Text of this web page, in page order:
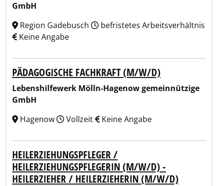
GmbH
Region Gadebusch
befristetes Arbeitsverhältnis
Keine Angabe
PÄDAGOGISCHE FACHKRAFT (M/W/D)
Lebenshilfewerk Mölln-Hagenow gemeinnützige
GmbH
Hagenow
Vollzeit Keine Angabe
HEILERZIEHUNGSPFLEGER /
HEILERZIEHUNGSPFLEGERIN (M/W/D) -
HEILERZIEHER / HEILERZIEHERIN (M/W/D)